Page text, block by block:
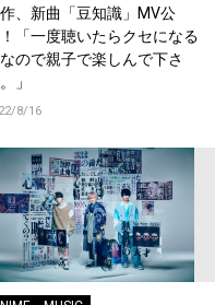
、新曲「豆知識」MV公
「一度聴いたらクセになる
ので親子で楽しんで下さ
」
8/16